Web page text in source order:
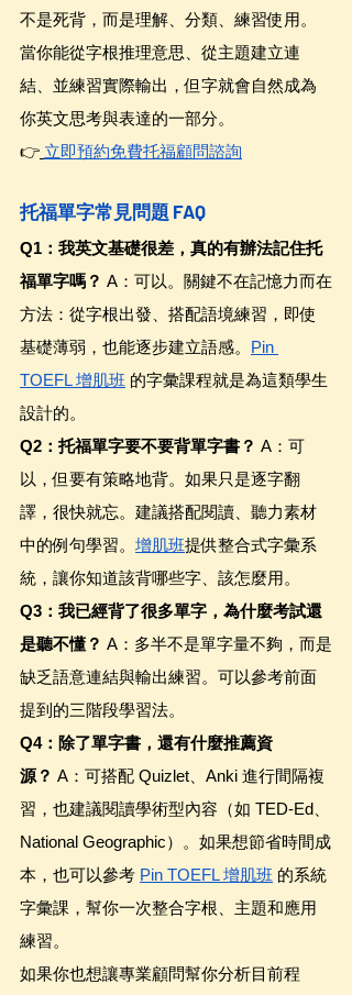
不是死背，而是理解、分類、練習使用。
當你能從字根推理意思、從主題建立連
結、並練習實際輸出，但字就會自然成為
你英文思考與表達的一部分。
👉 立即預約免費托福顧問諮詢
托福單字常見問題 FAQ
Q1：我英文基礎很差，真的有辦法記住托
福單字嗎？ A：可以。關鍵不在記憶力而在
方法：從字根出發、搭配語境練習，即使
基礎薄弱，也能逐步建立語感。 Pin
TOEFL 增肌班 的字彙課程就是為這類學生
設計的。
Q2：托福單字要不要背單字書？ A：可
以，但要有策略地背。如果只是逐字翻
譯，很快就忘。建議搭配閱讀、聽力素材
中的例句學習。 增肌班提供整合式字彙系
統，讓你知道該背哪些字、該怎麼用。
Q3：我已經背了很多單字，為什麼考試還
是聽不懂？ A：多半不是單字量不夠，而是
缺乏語意連結與輸出練習。可以參考前面
提到的三階段學習法。
Q4：除了單字書，還有什麼推薦資
源？ A：可搭配 Quizlet、Anki 進行間隔複
習，也建議閱讀學術型內容（如 TED-Ed、
National Geographic）。如果想節省時間成
本，也可以參考 Pin TOEFL 增肌班 的系統
字彙課，幫你一次整合字根、主題和應用
練習。
如果你也想讓專業顧問幫你分析目前程